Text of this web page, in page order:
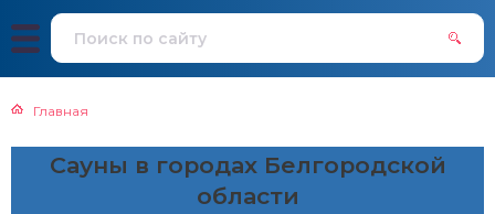
Главная
Сауны в городах Белгородской
области